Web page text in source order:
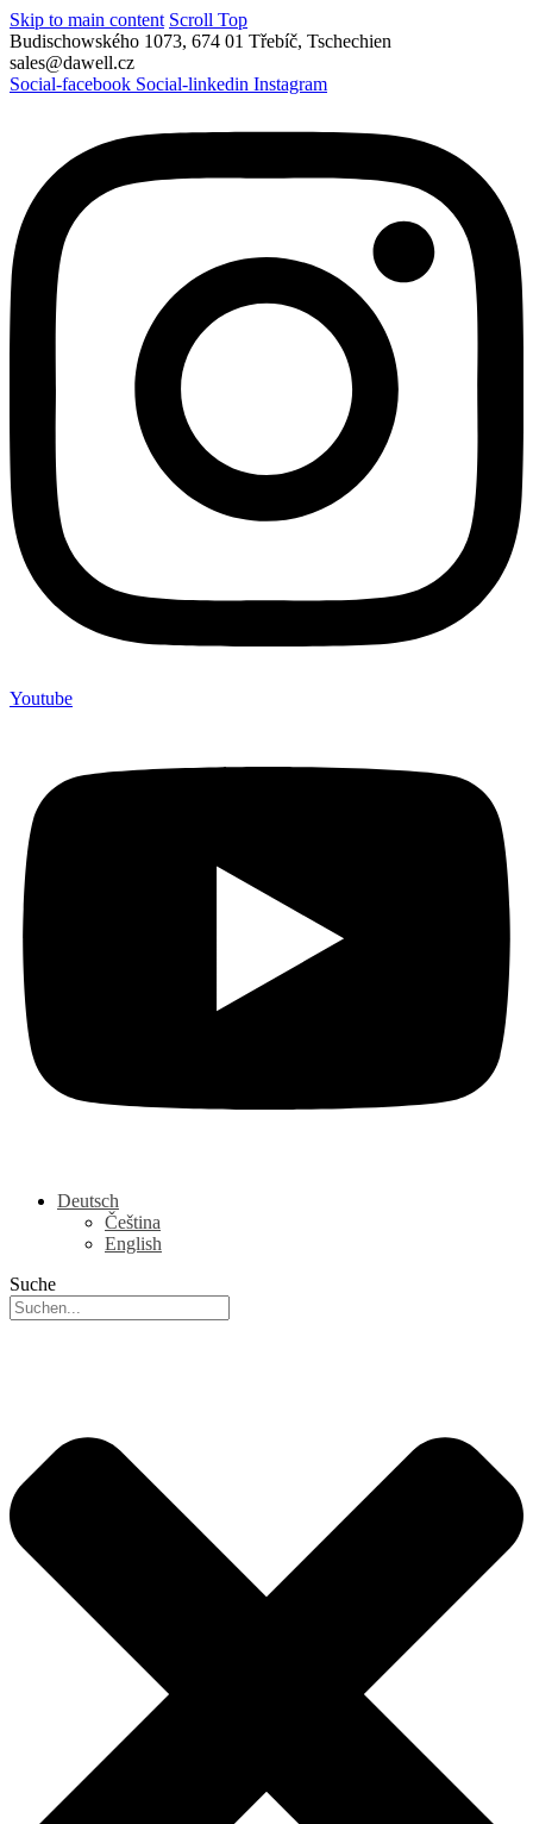
Skip to main content Scroll Top
Budischowského 1073, 674 01 Třebíč, Tschechien
sales@dawell.cz
Social-facebook Social-linkedin Instagram
Youtube
Deutsch
Čeština
English
Suche